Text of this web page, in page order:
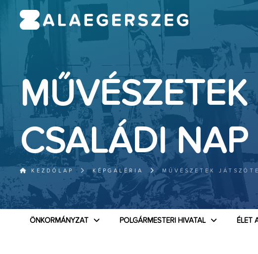
CSALÁDI NAP
KEZDŐLAP KÉPGALÉRIA MŰVÉSZETEK
ÖNKORMÁNYZAT POLGÁRMESTERI HIVATAL ÉLET